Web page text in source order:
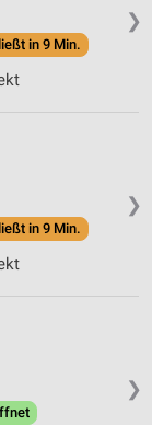
❯
in 9 Min.
❯
in 9 Min.
❯